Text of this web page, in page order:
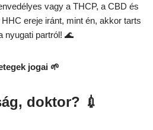
vagy a THCP, a CBD és
ereje iránt, mint én, akkor tarts
nyugati partról! 🌊
jogai 🌱
doktor? 💉